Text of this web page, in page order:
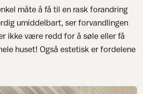
måte å få til en rask forandring
umiddelbart, ser forvandlingen
ikke være redd for å søle eller få
huset! Også estetisk er fordelene